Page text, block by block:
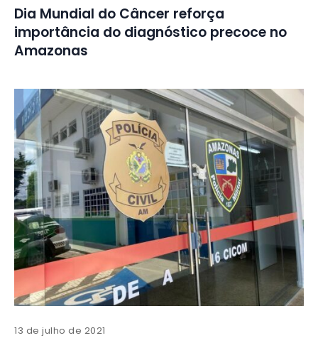
Dia Mundial do Câncer reforça
importância do diagnóstico precoce no
Amazonas
13 de julho de 2021